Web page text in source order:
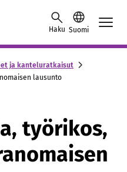
Haku Suomi
ja kanteluratkaisut
lausunto
työrikos,